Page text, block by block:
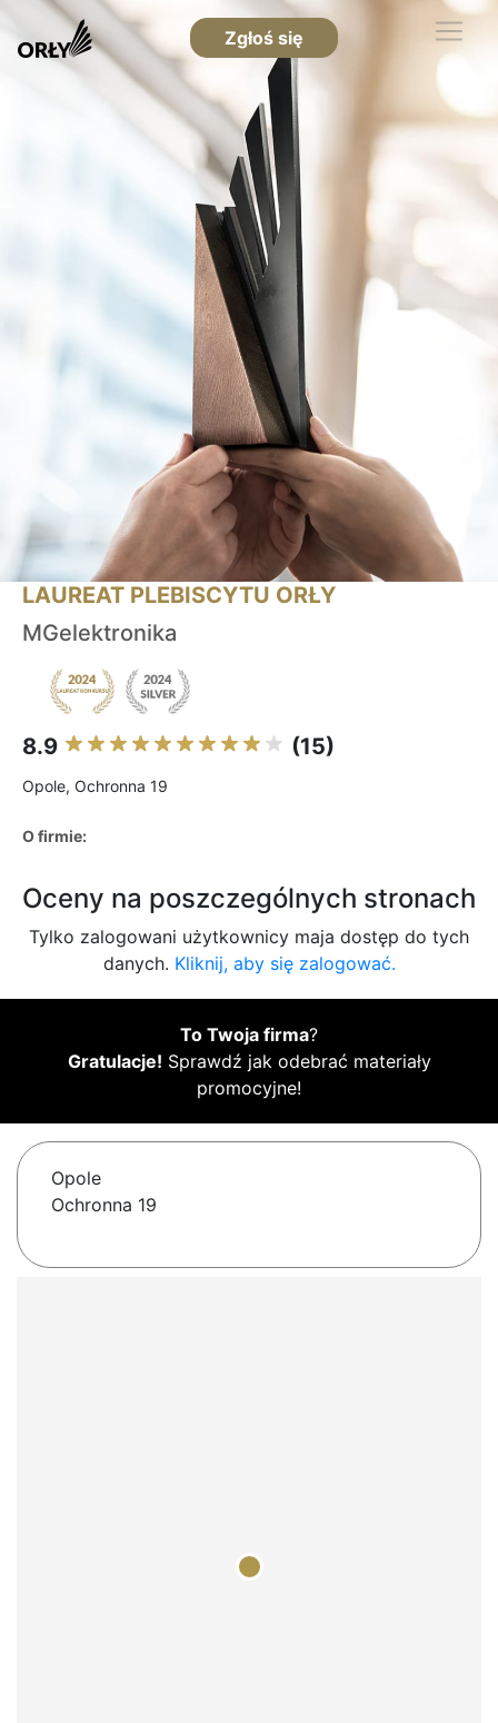
Zgłoś się
LAUREAT PLEBISCYTU ORŁY
MGelektronika
8.9 (15)
Opole, Ochronna 19
O firmie:
Oceny na poszczególnych stronach
Tylko zalogowani użytkownicy maja dostęp do tych
danych. Kliknij, aby się zalogować.
To Twoja firma?
Gratulacje! Sprawdź jak odebrać materiały
promocyjne!
Opole
Ochronna 19